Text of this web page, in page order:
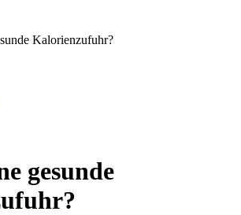
Kalorienzufuhr?
gesunde